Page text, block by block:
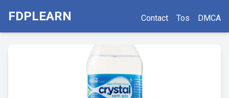
FDPLEARN Contact Tos DMCA